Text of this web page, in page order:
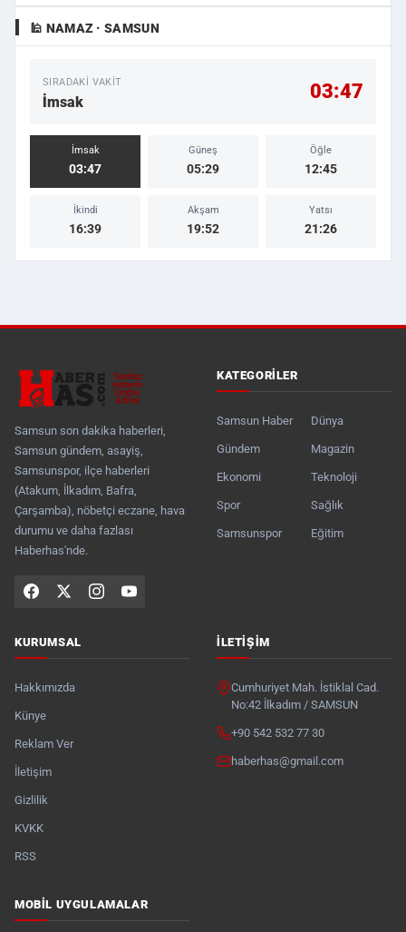
🕌 NAMAZ · SAMSUN
SIRADAKI VAKIT
İmsak 03:47
İmsak
03:47
Güneş
05:29
Öğle
12:45
İkindi
16:39
Akşam
19:52
Yatsı
21:26
Samsun son dakika haberleri,
Samsun gündem, asayiş,
Samsunspor, ilçe haberleri
(Atakum, İlkadım, Bafra,
Çarşamba), nöbetçi eczane, hava
durumu ve daha fazlası
Haberhas'nde.
KATEGORILER
Samsun Haber
Gündem
Ekonomi
Spor
Samsunspor
Dünya
Magazin
Teknoloji
Sağlık
Eğitim
KURUMSAL
Hakkımızda
Künye
Reklam Ver
İletişim
Gizlilik
KVKK
RSS
İLETIŞIM
Cumhuriyet Mah. İstiklal Cad.
No:42 İlkadım / SAMSUN
+90 542 532 77 30
haberhas@gmail.com
MOBIL UYGULAMALAR